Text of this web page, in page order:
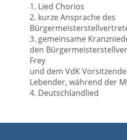
1. Lied Chorios
2. kurze Ansprache des
3. gemeinsame
den
Frey
und dem VdK
Lebender, während der
4. Deutschlandlied